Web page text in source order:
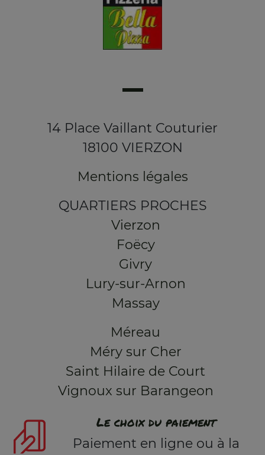
14 Place Vaillant Couturier
18100 VIERZON
Mentions légales
QUARTIERS PROCHES
Vierzon
Foëcy
Givry
Lury-sur-Arnon
Massay
Méreau
Méry sur Cher
Saint Hilaire de Court
Vignoux sur Barangeon
Le choix du paiement
Paiement en ligne ou à la